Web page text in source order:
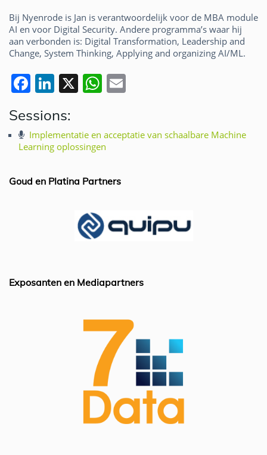
Bij Nyenrode is Jan is verantwoordelijk voor de MBA module
AI en voor Digital Security. Andere programma’s waar hij
aan verbonden is: Digital Transformation, Leadership and
Change, System Thinking, Applying and organizing AI/ML.
F
c
e
o
Li
k
e
dI
n
X W
s
p
l
Sessions:
Implementatie en acceptatie van schaalbare Machine
Learning oplossingen
Goud en Platina Partners
Exposanten en Mediapartners